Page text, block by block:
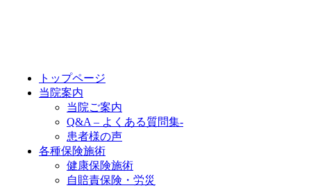
トップページ
当院案内
当院ご案内
Q&A – よくある質問集-
患者様の声
各種保険施術
健康保険施術
自賠責保険・労災